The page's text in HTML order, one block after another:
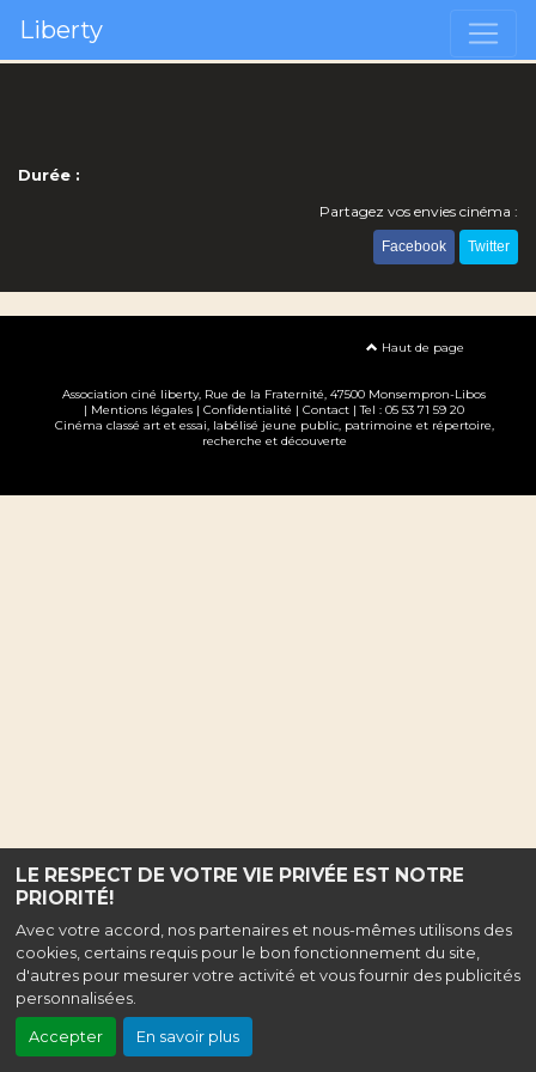
LE RESPECT DE VOTRE VIE PRIVÉE EST NOTRE
PRIORITÉ!
Avec votre accord, nos partenaires et nous-mêmes utilisons des
cookies, certains requis pour le bon fonctionnement du site,
d'autres pour mesurer votre activité et vous fournir des publicités
personnalisées.
Accepter En savoir plus
Liberty
Durée :
Partagez vos envies cinéma :
Facebook Twitter
Haut de page
Association ciné liberty, Rue de la Fraternité, 47500 Monsempron-Libos
| Mentions légales | Confidentialité | Contact | Tel : 05 53 71 59 20
Cinéma classé art et essai, labélisé jeune public, patrimoine et répertoire,
recherche et découverte